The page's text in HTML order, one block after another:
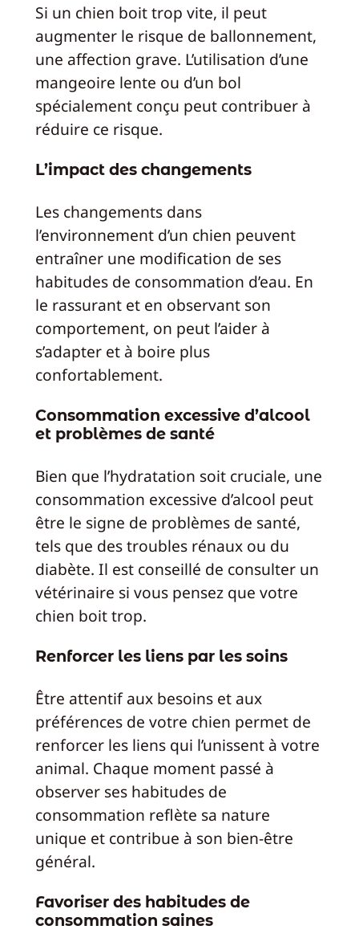
Si un chien boit trop vite, il peut
augmenter le risque de ballonnement,
une affection grave. L’utilisation d’une
mangeoire lente ou d’un bol
spécialement conçu peut contribuer à
réduire ce risque.
L’impact des changements
Les changements dans
l’environnement d’un chien peuvent
entraîner une modification de ses
habitudes de consommation d’eau. En
le rassurant et en observant son
comportement, on peut l’aider à
s’adapter et à boire plus
confortablement.
Consommation excessive d’alcool
et problèmes de santé
Bien que l’hydratation soit cruciale, une
consommation excessive d’alcool peut
être le signe de problèmes de santé,
tels que des troubles rénaux ou du
diabète. Il est conseillé de consulter un
vétérinaire si vous pensez que votre
chien boit trop.
Renforcer les liens par les soins
Être attentif aux besoins et aux
préférences de votre chien permet de
renforcer les liens qui l’unissent à votre
animal. Chaque moment passé à
observer ses habitudes de
consommation reflète sa nature
unique et contribue à son bien-être
général.
Favoriser des habitudes de
consommation saines